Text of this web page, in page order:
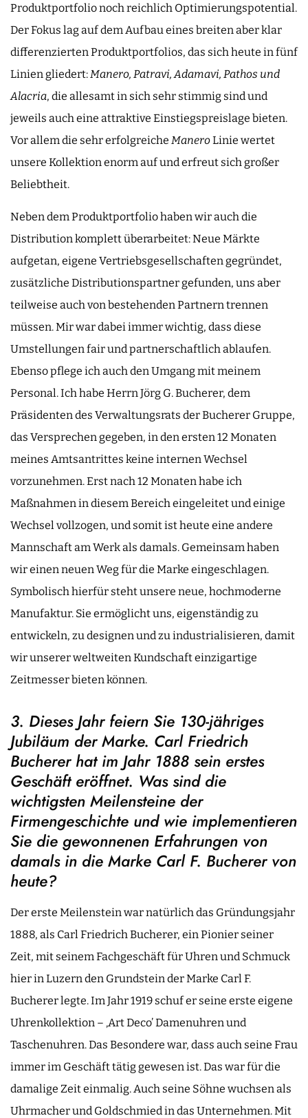
Produktportfolio noch reichlich Optimierungspotential.
Der Fokus lag auf dem Aufbau eines breiten aber klar
differenzierten Produktportfolios, das sich heute in fünf
Linien gliedert: Manero, Patravi, Adamavi, Pathos und
Alacria, die allesamt in sich sehr stimmig sind und
jeweils auch eine attraktive Einstiegspreislage bieten.
Vor allem die sehr erfolgreiche ManeroLinie wertet
unsere Kollektion enorm auf und erfreut sich großer
Beliebtheit.
Neben dem Produktportfolio haben wir auch die
Distribution komplett überarbeitet: Neue Märkte
aufgetan, eigene Vertriebsgesellschaften gegründet,
zusätzliche Distributionspartner gefunden, uns aber
teilweise auch von bestehenden Partnern trennen
müssen. Mir war dabei immer wichtig, dass diese
Umstellungen fair und partnerschaftlich ablaufen.
Ebenso pflege ich auch den Umgang mit meinem
Personal. Ich habe Herrn Jörg G. Bucherer, dem
Präsidenten des Verwaltungsrats der Bucherer Gruppe,
das Versprechen gegeben, in den ersten 12 Monaten
meines Amtsantrittes keine internen Wechsel
vorzunehmen. Erst nach 12 Monaten habe ich
Maßnahmen in diesem Bereich eingeleitet und einige
Wechsel vollzogen, und somit ist heute eine andere
Mannschaft am Werk als damals. Gemeinsam haben
wir einen neuen Weg für die Marke eingeschlagen.
Symbolisch hierfür steht unsere neue, hochmoderne
Manufaktur. Sie ermöglicht uns, eigenständig zu
entwickeln, zu designen und zu industrialisieren, damit
wir unserer weltweiten Kundschaft einzigartige
Zeitmesser bieten können.
3. Dieses Jahr feiern Sie 130-jähriges
Jubiläum der Marke. Carl Friedrich
Bucherer hat im Jahr 1888 sein erstes
Geschäft eröffnet. Was sind die
wichtigsten Meilensteine der
Firmengeschichte und wie implementieren
Sie die gewonnenen Erfahrungen von
damals in die Marke Carl F. Bucherer von
heute?
Der erste Meilenstein war natürlich das Gründungsjahr
1888, als Carl Friedrich Bucherer, ein Pionier seiner
Zeit, mit seinem Fachgeschäft für Uhren und Schmuck
hier in Luzern den Grundstein der Marke Carl F.
Bucherer legte. Im Jahr 1919 schuf er seine erste eigene
Uhrenkollektion – ‚Art Deco’ Damenuhren und
Taschenuhren. Das Besondere war, dass auch seine Frau
immer im Geschäft tätig gewesen ist. Das war für die
damalige Zeit einmalig. Auch seine Söhne wuchsen als
Uhrmacher und Goldschmied in das Unternehmen. Mit